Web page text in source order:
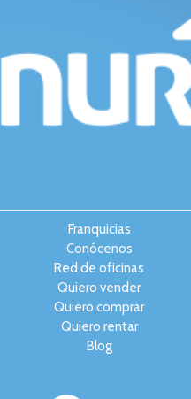
Franquicias
Conócenos
Red de oficinas
Quiero vender
Quiero comprar
Quiero rentar
Blog